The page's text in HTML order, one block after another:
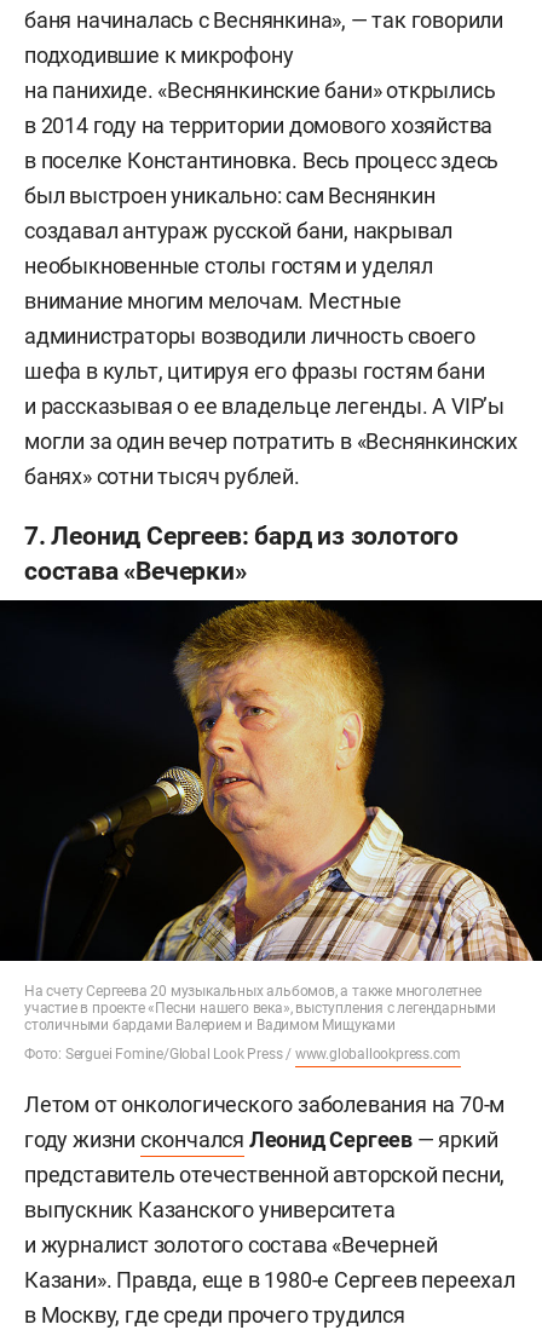
баня начиналась с Веснянкина», — так говорили
подходившие к микрофону
на панихиде. «Веснянкинские бани» открылись
в 2014 году на территории домового хозяйства
в поселке Константиновка. Весь процесс здесь
был выстроен уникально: сам Веснянкин
создавал антураж русской бани, накрывал
необыкновенные столы гостям и уделял
внимание многим мелочам. Местные
администраторы возводили личность своего
шефа в культ, цитируя его фразы гостям бани
и рассказывая о ее владельце легенды. А VIP’ы
могли за один вечер потратить в «Веснянкинских
банях» сотни тысяч рублей.
7. Леонид Сергеев: бард из золотого
состава «Вечерки»
На счету Сергеева 20 музыкальных альбомов, а также многолетнее
участие в проекте «Песни нашего века», выступления с легендарными
столичными бардами Валерием и Вадимом Мищуками
Фото: Serguei Fomine/Global Look Press / www.globallookpress.com
Летом от онкологического заболевания на 70-м
году жизни скончался Леонид Сергеев — яркий
представитель отечественной авторской песни,
выпускник Казанского университета
и журналист золотого состава «Вечерней
Казани». Правда, еще в 1980-е Сергеев переехал
в Москву, где среди прочего трудился